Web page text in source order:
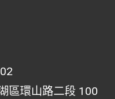
區環山路二段 100